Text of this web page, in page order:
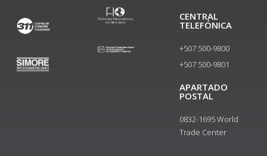
CENTRAL
TELEFÓNICA
+507 500-9800
+507 500-9801​
APARTADO
POSTAL
0832-1695 World
Trade Center